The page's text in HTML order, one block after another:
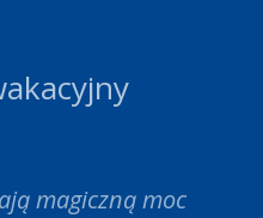
magiczną moc